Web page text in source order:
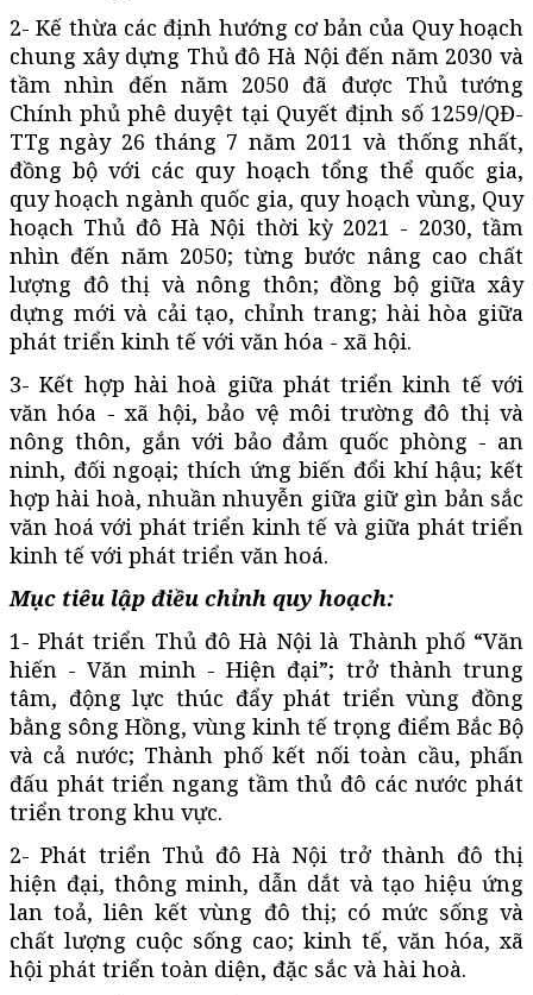
2- Kế thừa các định hướng cơ bản của Quy hoạch
chung xây dựng Thủ đô Hà Nội đến năm 2030 và
tầm nhìn đến năm 2050 đã được Thủ tướng
Chính phủ phê duyệt tại Quyết định số 1259/QĐ-
TTg ngày 26 tháng 7 năm 2011 và thống nhất,
đồng bộ với các quy hoạch tổng thể quốc gia,
quy hoạch ngành quốc gia, quy hoạch vùng, Quy
hoạch Thủ đô Hà Nội thời kỳ 2021 - 2030, tầm
nhìn đến năm 2050; từng bước nâng cao chất
lượng đô thị và nông thôn; đồng bộ giữa xây
dựng mới và cải tạo, chỉnh trang; hài hòa giữa
phát triển kinh tế với văn hóa - xã hội.
3- Kết hợp hài hoà giữa phát triển kinh tế với
văn hóa - xã hội, bảo vệ môi trường đô thị và
nông thôn, gắn với bảo đảm quốc phòng - an
ninh, đối ngoại; thích ứng biến đổi khí hậu; kết
hợp hài hoà, nhuần nhuyễn giữa giữ gìn bản sắc
văn hoá với phát triển kinh tế và giữa phát triển
kinh tế với phát triển văn hoá.
Mục tiêu lập điều chỉnh quy hoạch:
1- Phát triển Thủ đô Hà Nội là Thành phố “Văn
hiến - Văn minh - Hiện đại”; trở thành trung
tâm, động lực thúc đẩy phát triển vùng đồng
bằng sông Hồng, vùng kinh tế trọng điểm Bắc Bộ
và cả nước; Thành phố kết nối toàn cầu, phấn
đấu phát triển ngang tầm thủ đô các nước phát
triển trong khu vực.
2- Phát triển Thủ đô Hà Nội trở thành đô thị
hiện đại, thông minh, dẫn dắt và tạo hiệu ứng
lan toả, liên kết vùng đô thị; có mức sống và
chất lượng cuộc sống cao; kinh tế, văn hóa, xã
hội phát triển toàn diện, đặc sắc và hài hoà.